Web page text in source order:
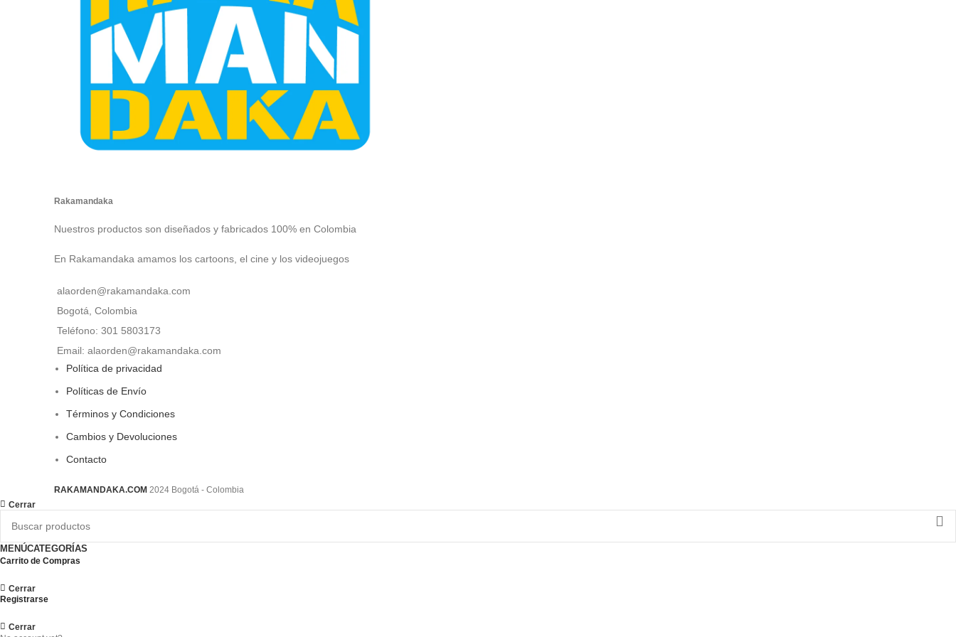
Rakamandaka
Nuestros productos son diseñados y fabricados 100% en Colombia
En Rakamandaka amamos los cartoons, el cine y los videojuegos
alaorden@rakamandaka.com
Bogotá, Colombia
Teléfono: 301 5803173
Email: alaorden@rakamandaka.com
Política de privacidad
Políticas de Envío
Términos y Condiciones
Cambios y Devoluciones
Contacto
RAKAMANDAKA.COM 2024 Bogotá - Colombia
Cerrar
MENÚCATEGORÍAS
Carrito de Compras
Cerrar
Registrarse
Cerrar